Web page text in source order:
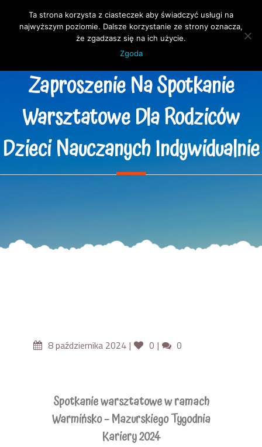
Zaproszenie Na Spotkanie
Warsztatowe Dla Rodziców
Dzieci Nauczanych Indywidualnie
8 października 2024 0 0
Spotkanie warsztatowe w ramach
Warmińsko – Mazurskiego Tygodnia
Kariery 2024
Ta strona korzysta z ciasteczek aby świadczyć usługi na
najwyższym poziomie. Dalsze korzystanie ze strony oznacza,
że zgadzasz się na ich użycie.
Zgoda